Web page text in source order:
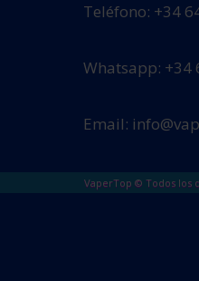
Teléfono: +34
Whatsapp: +34
Email:
VaperTop © Todos los